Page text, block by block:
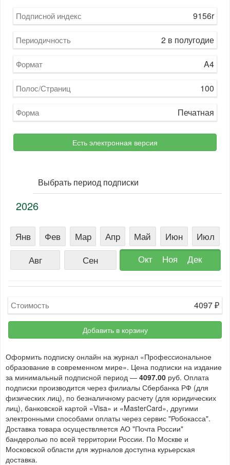
Подписной индекс 9156r
Периодичность 2 в полугодие
Формат A4
Полос/Страниц 100
Форма Печатная
Есть электронная версия
Выбрать период подписки
2026
Янв Фев Мар Апр Май Июн
Июл
Авг
Сен Окт Ноя Дек
Стоимость 4097₽
Добавить в корзину
Оформить подписку онлайн на журнал «Профессиональное
образование в современном мире». Цена подписки на издание
за минимальный подписной период — 4097.00 руб. Оплата
подписки производится через филиалы Сбербанка РФ (для
физических лиц), по безналичному расчету (для юридических
лиц), банковской картой «Visa» и «MasterCard», другими
электронными способами оплаты через сервис "Робокасса".
Доставка товара осуществляется АО "Почта России"
бандеролью по всей территории России. По Москве и
Московской области для журналов доступна курьерская
доставка.